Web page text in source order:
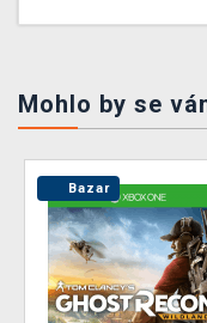
Mohlo by se
Bazar